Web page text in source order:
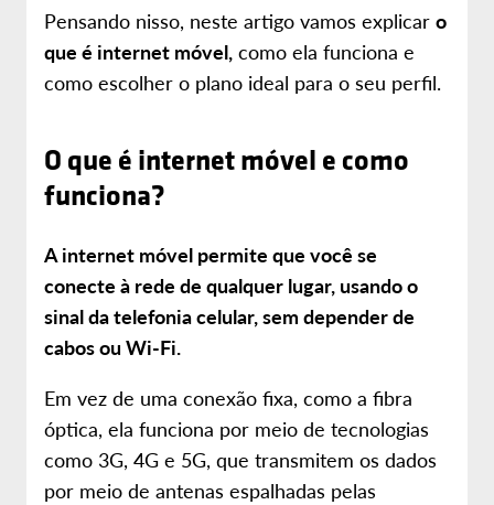
Pensando nisso, neste artigo vamos explicar o
que é internet móvel, como ela funciona e
como escolher o plano ideal para o seu perfil.
O que é internet móvel e como
funciona?
A internet móvel permite que você se
conecte à rede de qualquer lugar, usando o
sinal da telefonia celular, sem depender de
cabos ou Wi-Fi.
Em vez de uma conexão fixa, como a fibra
óptica, ela funciona por meio de tecnologias
como 3G, 4G e 5G, que transmitem os dados
por meio de antenas espalhadas pelas